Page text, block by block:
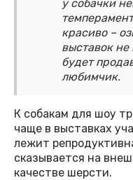
у собачки
красиво –
выставок не
будет
любимчик.
К собакам для шоу
чаще в выставках
лежит
сказывается на
качестве шерсти.